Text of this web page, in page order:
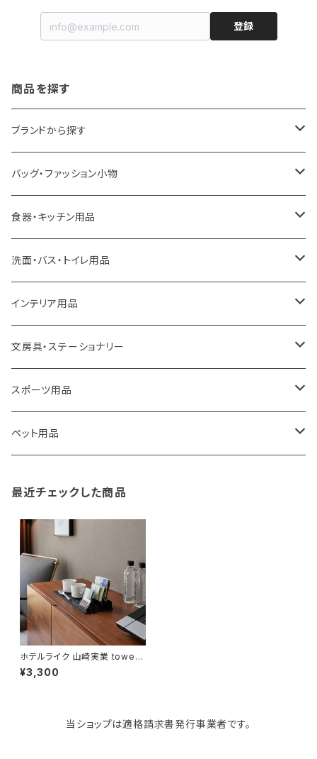
登録
商品を探す
ブランドから探す
LOQI
ideaco
a.depeche
ROOTOTE
100percent
藤田金属
TG
paperblanks
Like-it
KIND BAG LONDON
tower
バッグ・ファッション小物
エコバッグ
アクセサリー
トートバッグ
保冷バッグ
リュックサック
ショルダーバッグ
スポーツバッグ
マザーズバッグ
パソコンケース
バッグアクセサリー
食器・キッチン用品
キッチンラック
キッチンペーパーホルダー
食器・テーブルウェア
ゴミ箱
収納用品
ソープディスペンサー
タオルハンガー
調理器具・調理小物
ディッシュラック
洗面・バス・トイレ用品
洗面用品
掃除・洗濯用品
トイレ用品
バス用品
インテリア用品
アイロン台
アクセサリー収納
ウェットティッシュケース
ガーデニング用品
クッション・クッションカバー
玄関収納
文房具・ステーショナリー
筆記具・ペン
ノート
スポーツ用品
卓球用品
ペット用品
猫用グッズ
最近チェックした商品
ホテルライク 山崎実業 tower
タワー 収納スタンド付きトレー 1
0798 ブラック
¥3,300
当ショップは適格請求書発行事業者です。